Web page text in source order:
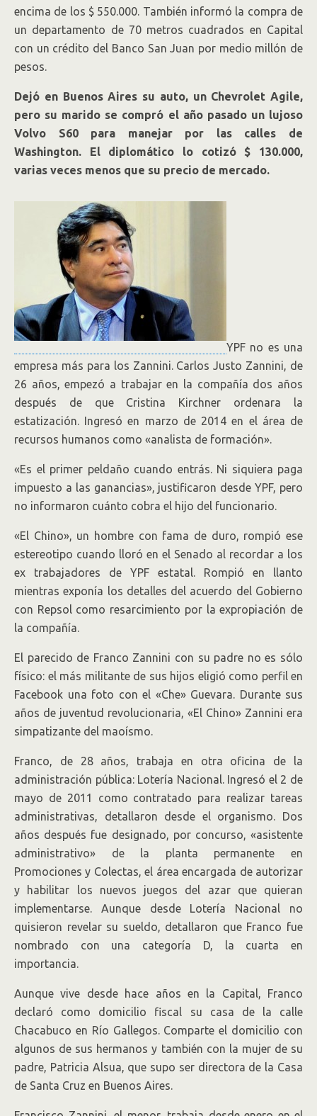
encima de los $ 550.000. También informó la compra de
un departamento de 70 metros cuadrados en Capital
con un crédito del Banco San Juan por medio millón de
pesos.
Dejó en Buenos Aires su auto, un Chevrolet Agile,
pero su marido se compró el año pasado un lujoso
Volvo S60 para manejar por las calles de
Washington. El diplomático lo cotizó $ 130.000,
varias veces menos que su precio de mercado.
YPF no es una
empresa más para los Zannini. Carlos Justo Zannini, de
26 años, empezó a trabajar en la compañía dos años
después de que Cristina Kirchner ordenara la
estatización. Ingresó en marzo de 2014 en el área de
recursos humanos como «analista de formación».
«Es el primer peldaño cuando entrás. Ni siquiera paga
impuesto a las ganancias», justificaron desde YPF, pero
no informaron cuánto cobra el hijo del funcionario.
«El Chino», un hombre con fama de duro, rompió ese
estereotipo cuando lloró en el Senado al recordar a los
ex trabajadores de YPF estatal. Rompió en llanto
mientras exponía los detalles del acuerdo del Gobierno
con Repsol como resarcimiento por la expropiación de
la compañía.
El parecido de Franco Zannini con su padre no es sólo
físico: el más militante de sus hijos eligió como perfil en
Facebook una foto con el «Che» Guevara. Durante sus
años de juventud revolucionaria, «El Chino» Zannini era
simpatizante del maoísmo.
Franco, de 28 años, trabaja en otra oficina de la
administración pública: Lotería Nacional. Ingresó el 2 de
mayo de 2011 como contratado para realizar tareas
administrativas, detallaron desde el organismo. Dos
años después fue designado, por concurso, «asistente
administrativo» de la planta permanente en
Promociones y Colectas, el área encargada de autorizar
y habilitar los nuevos juegos del azar que quieran
implementarse. Aunque desde Lotería Nacional no
quisieron revelar su sueldo, detallaron que Franco fue
nombrado con una categoría D, la cuarta en
importancia.
Aunque vive desde hace años en la Capital, Franco
declaró como domicilio fiscal su casa de la calle
Chacabuco en Río Gallegos. Comparte el domicilio con
algunos de sus hermanos y también con la mujer de su
padre, Patricia Alsua, que supo ser directora de la Casa
de Santa Cruz en Buenos Aires.